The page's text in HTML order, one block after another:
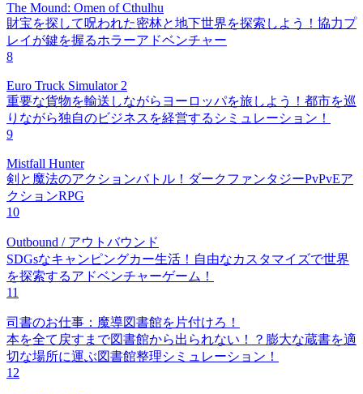
The Mound: Omen of Cthulhu
財宝を探して呪われた密林と地下世界を探索しよう！協力プ
レイが鍵を握るホラーアドベンチャー
8
Euro Truck Simulator 2
重要な貨物を輸送しながらヨーロッパを旅しよう！都市を巡
りながら独自のビジネスを経営するシミュレーション！
9
Mistfall Hunter
剣と魔法のアクションバトル！ダークファンタジーPvPvEア
クションRPG
10
Outbound / アウトバウンド
SDGsなキャンピングカー生活！自由なカスタマイズで世界
を探索するアドベンチャーゲーム！
11
司書のお仕事：魔導図書館を片付けろ！
本を全て戻すまで図書館から出られない！？膨大な蔵書を適
切な場所に運ぶ図書館整理シミュレーション！
12